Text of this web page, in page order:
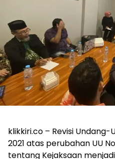
klikkiri.co – Revisi
2021 atas perubahan UU
tentang Kejaksaan